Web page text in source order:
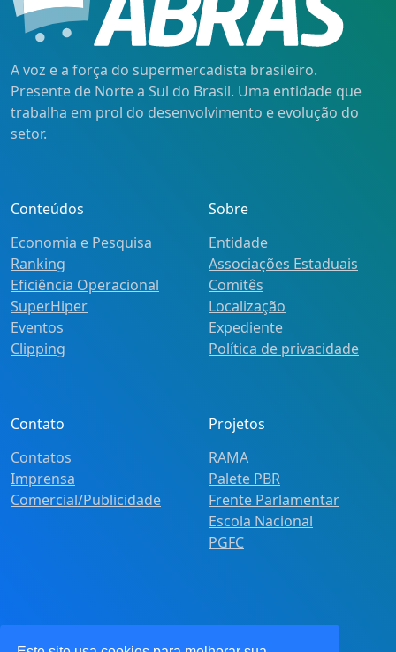
A voz e a força do supermercadista brasileiro.
Presente de Norte a Sul do Brasil. Uma entidade que
trabalha em prol do desenvolvimento e evolução do
setor.
Conteúdos
Economia e Pesquisa
Ranking
Eficiência Operacional
SuperHiper
Eventos
Clipping
Sobre
Entidade
Associações Estaduais
Comitês
Localização
Expediente
Política de privacidade
Contato
Contatos
Imprensa
Comercial/Publicidade
Projetos
RAMA
Palete PBR
Frente Parlamentar
Escola Nacional
PGFC